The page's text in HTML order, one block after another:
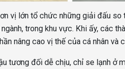
vị lớn tổ chức những giải đấu so
trong khu vực. Khi ấy, các
nâng cao vị thế của cá nhân và
tương đối dễ chịu, chỉ se lạnh ở